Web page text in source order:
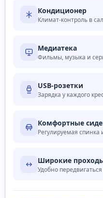
Кондиционер
Климат-контроль в
Медиатека
Фильмы, музыка и
USB-розетки
Зарядка у каждого
Комфортные
Регулируемая спинка
Широкие
Удобно